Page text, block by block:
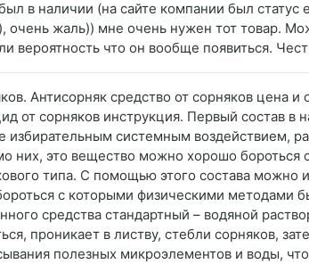
в наличии (на сайте компании был статус
очень жаль)) мне очень нужен тот товар.
вероятность что он вообще появиться.
Антисорняк средство от сорняков цена и
от сорняков инструкция. Первый состав в
избирательным системным воздействием,
них, это вещество можно хорошо бороться
типа. С помощью этого состава можно
с которыми физическими методами
средства стандартный – водяной
проникает в листву, стебли сорняков,
полезных микроэлементов и воды,